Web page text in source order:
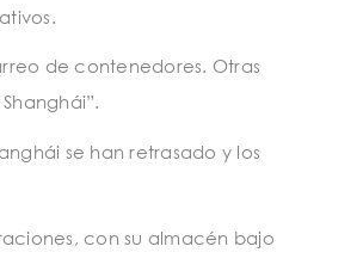
de contenedores. Otras
se han retrasado y los
con su almacén bajo